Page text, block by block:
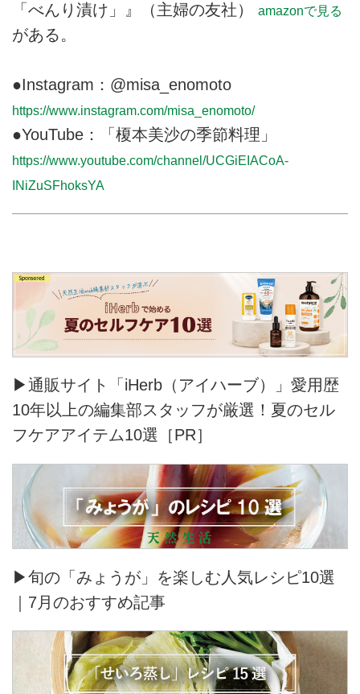
「べんり漬け」』（主婦の友社）
amazonで見る
がある。
●Instagram：@misa_enomoto
https://www.instagram.com/misa_enomoto/
●YouTube：「榎本美沙の季節料理」
https://www.youtube.com/channel/UCGiEIACoA-
INiZuSFhoksYA
▶通販サイト「iHerb（アイハーブ）」愛用歴
10年以上の編集部スタッフが厳選！夏のセル
フケアアイテム10選［PR］
▶旬の「みょうが」を楽しむ人気レシピ10選
｜7月のおすすめ記事